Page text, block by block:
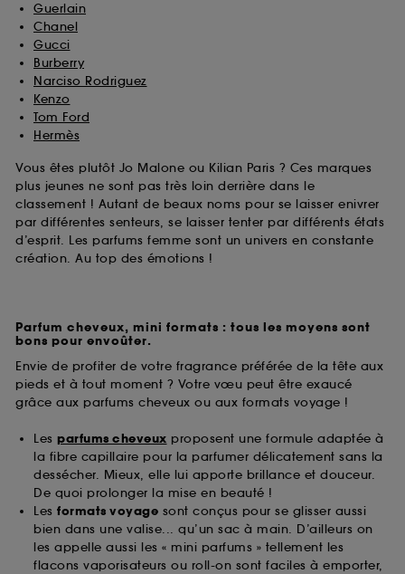
Guerlain
Chanel
Gucci
Burberry
Narciso Rodriguez
Kenzo
Tom Ford
Hermès
Vous êtes plutôt Jo Malone ou Kilian Paris ? Ces marques
plus jeunes ne sont pas très loin derrière dans le
classement ! Autant de beaux noms pour se laisser enivrer
par différentes senteurs, se laisser tenter par différents états
d’esprit. Les parfums femme sont un univers en constante
création. Au top des émotions !
Parfum cheveux, mini formats : tous les moyens sont
bons pour envoûter.
Envie de profiter de votre fragrance préférée de la tête aux
pieds et à tout moment ? Votre vœu peut être exaucé
grâce aux parfums cheveux ou aux formats voyage !
Les parfums cheveux proposent une formule adaptée à
la fibre capillaire pour la parfumer délicatement sans la
dessécher. Mieux, elle lui apporte brillance et douceur.
De quoi prolonger la mise en beauté !
Les formats voyage sont conçus pour se glisser aussi
bien dans une valise... qu’un sac à main. D’ailleurs on
les appelle aussi les « mini parfums » tellement les
flacons vaporisateurs ou roll-on sont faciles à emporter,